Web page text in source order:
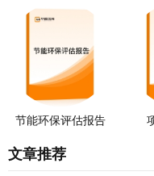
节能环保评估报告
文章推荐